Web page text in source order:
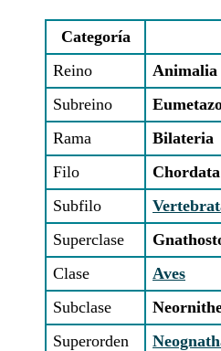
Categoría
Reino
Animalia
Subreino
Rama
Bilateria
Filo
Chordata
Subfilo
Superclase
Clase
Aves
Subclase
Superorden